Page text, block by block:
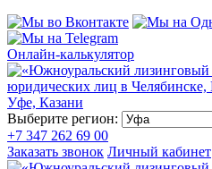
Онлайн-калькулятор
Выберите регион:
+7 347 262 69 00
Заказать звонок Личный кабинет